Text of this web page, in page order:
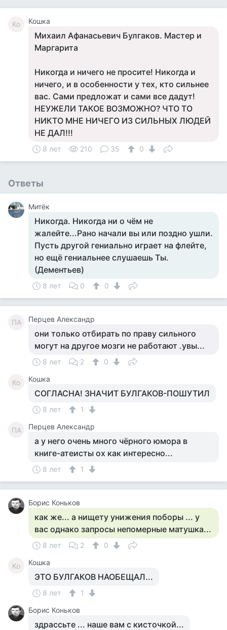
Ко Кошка
Михаил Афанасьевич Булгаков. Мастер и
Маргарита
Никогда и ничего не просите! Никогда и
ничего, и в особенности у тех, кто сильнее
вас. Сами предложат и сами все дадут!
НЕУЖЕЛИ ТАКОЕ ВОЗМОЖНО? ЧТО ТО
НИКТО МНЕ НИЧЕГО ИЗ СИЛЬНЫХ ЛЮДЕЙ
НЕ ДАЛ!!!
8 лет 210 35 0
Ответы
Митёк
Никогда. Никогда ни о чём не
жалейте...Рано начали вы или поздно ушли.
Пусть другой гениально играет на флейте,
но ещё гениальнее слушаешь Ты.
(Дементьев)
8 лет 0 0
ПА Перцев Александр
они только отбирать по праву сильного
могут на другое мозги не работают .увы...
8 лет 2 0
Ко Кошка
СОГЛАСНА! ЗНАЧИТ БУЛГАКОВ-ПОШУТИЛ
8 лет 1
ПА Перцев Александр
а у него очень много чёрного юмора в
книге-атеисты ох как интересно...
8 лет 1
Борис Коньков
как же... а нищету унижения поборы ... у
вас однако запросы непомерные матушка...
8 лет 2 0
Ко Кошка
ЭТО БУЛГАКОВ НАОБЕЩАЛ...
8 лет
1
Борис Коньков
здрассьте ... наше вам с кисточкой...